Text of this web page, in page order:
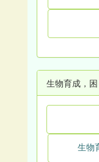
生物育成，
生物